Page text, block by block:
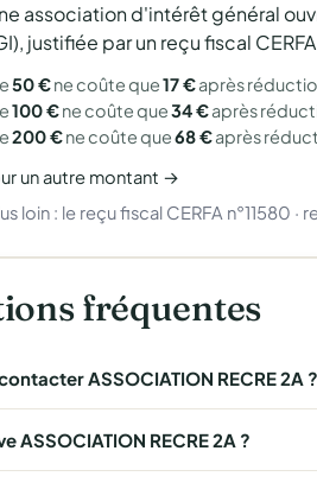
association d'intérêt général
justifiée par un reçu fiscal
50 €ne coûte que17 €après
100 €ne coûte que34 €après
200 €ne coûte que68 €après
un autre montant →
loin : le reçu fiscal CERFA n°11580 ·
fréquentes
ASSOCIATION RECRE 2A ?
ASSOCIATION RECRE 2A ?